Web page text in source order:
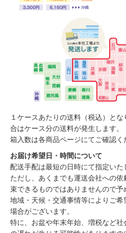
１ケースあたりの送料（税込）と
合はケース分の送料が発生します。
箱入数は各商品ページにてご確認く
お届け希望日・時間について
配送手配は最短の日時にて指定いた
ただし、あくまでも運送会社への
束できるものではありませんので予
地域・天候・交通事情等によりご
場合がございます。
特に、お盆や年末年始、増税など